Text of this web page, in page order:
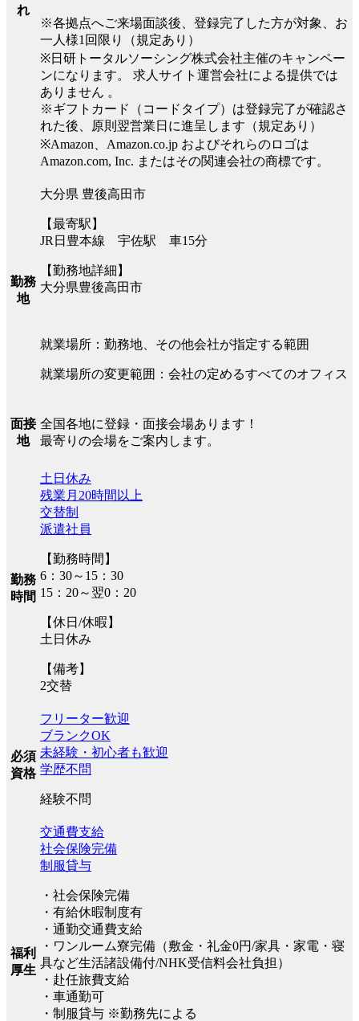
れ
※各拠点へご来場面談後、登録完了した方が対象、お
一人様1回限り（規定あり）
※日研トータルソーシング株式会社主催のキャンペー
ンになります。 求人サイト運営会社による提供では
ありません 。
※ギフトカード（コードタイプ）は登録完了が確認さ
れた後、原則翌営業日に進呈します（規定あり）
※Amazon、Amazon.co.jp およびそれらのロゴは
Amazon.com, Inc. またはその関連会社の商標です。
勤務
地
大分県 豊後高田市
【最寄駅】
JR日豊本線 宇佐駅 車15分
【勤務地詳細】
大分県豊後高田市
就業場所：勤務地、その他会社が指定する範囲
就業場所の変更範囲：会社の定めるすべてのオフィス
面接
地
全国各地に登録・面接会場あります！
最寄りの会場をご案内します。
勤務
時間
土日休み
残業月20時間以上
交替制
派遣社員
【勤務時間】
6：30～15：30
15：20～翌0：20
【休日/休暇】
土日休み
【備考】
2交替
必須
資格
フリーター歓迎
ブランクOK
未経験・初心者も歓迎
学歴不問
経験不問
福利
厚生
交通費支給
社会保険完備
制服貸与
・社会保険完備
・有給休暇制度有
・通勤交通費支給
・ワンルーム寮完備（敷金・礼金0円/家具・家電・寝
具など生活諸設備付/NHK受信料会社負担）
・赴任旅費支給
・車通勤可
・制服貸与 ※勤務先による